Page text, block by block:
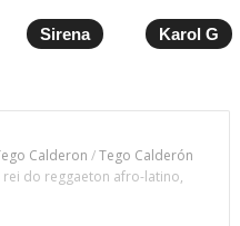
Sirena Karol G
Calderon /Tego Calderón
do reggaeton afro-latino,